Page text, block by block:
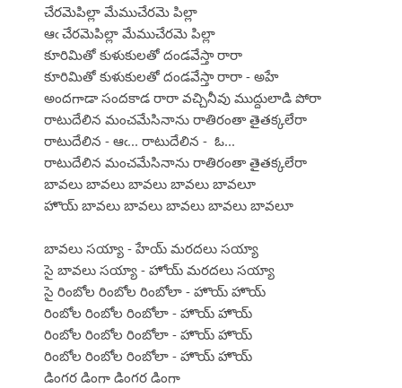
చేరమెపిల్లా మేముచేరమె పిల్లా
ఆఁ చేరమెపిల్లా మేముచేరమె పిల్లా
కూరిమితో కుళుకులతో దండవేస్తా రారా
కూరిమితో కుళుకులతో దండవేస్తా రారా - అహే
అందగాడా సందకాడ రారా వచ్చినీవు ముద్దులాడి పోరా
రాటుదేలిన మంచమేసినాను రాతిరంతా తైతక్కలేరా
రాటుదేలిన - ఆఁ... రాటుదేలిన - ఓ...
రాటుదేలిన మంచమేసినాను రాతిరంతా తైతక్కలేరా
బావలు బావలు బావలు బావలు బావలూ
హొయ్ బావలు బావలు బావలు బావలు బావలూ
బావలు సయ్యా - హేయ్ మరదలు సయ్యా
సై బావలు సయ్యా - హోయ్ మరదలు సయ్యా
సై రింబోల రింబోల రింబోలా - హొయ్ హొయ్
రింబోల రింబోల రింబోలా - హొయ్ హొయ్
రింబోల రింబోల రింబోలా - హొయ్ హొయ్
రింబోల రింబోల రింబోలా - హొయ్ హొయ్
డింగర డింగా డింగర డింగా